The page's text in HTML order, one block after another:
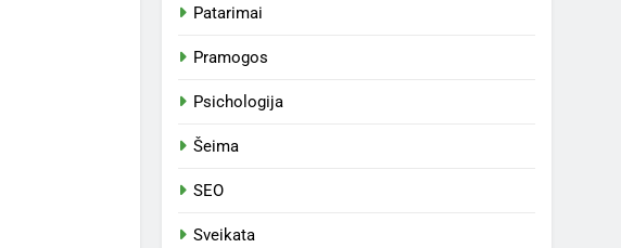
Patarimai
Pramogos
Psichologija
Šeima
SEO
Sveikata